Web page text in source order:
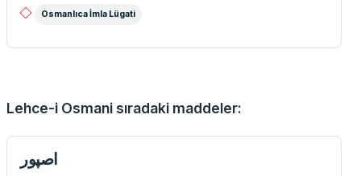
Osmanlıca İmla Lügati
Lehce-i Osmani sıradaki maddeler:
اصپور